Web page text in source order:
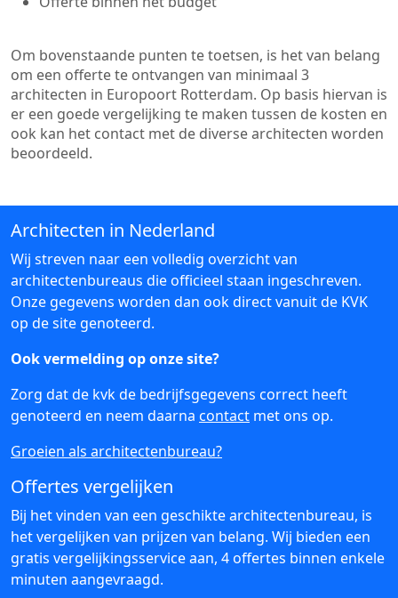
Om bovenstaande punten te toetsen, is het van belang
om een offerte te ontvangen van minimaal 3
architecten in Europoort Rotterdam. Op basis hiervan is
er een goede vergelijking te maken tussen de kosten en
ook kan het contact met de diverse architecten worden
beoordeeld.
Architecten in Nederland
Wij streven naar een volledig overzicht van
architectenbureaus die officieel staan ingeschreven.
Onze gegevens worden dan ook direct vanuit de KVK
op de site genoteerd.
Ook vermelding op onze site?
Zorg dat de kvk de bedrijfsgegevens correct heeft
genoteerd en neem daarna contact met ons op.
Groeien als architectenbureau?
Offertes vergelijken
Bij het vinden van een geschikte architectenbureau, is
het vergelijken van prijzen van belang. Wij bieden een
gratis vergelijkingsservice aan, 4 offertes binnen enkele
minuten aangevraagd.